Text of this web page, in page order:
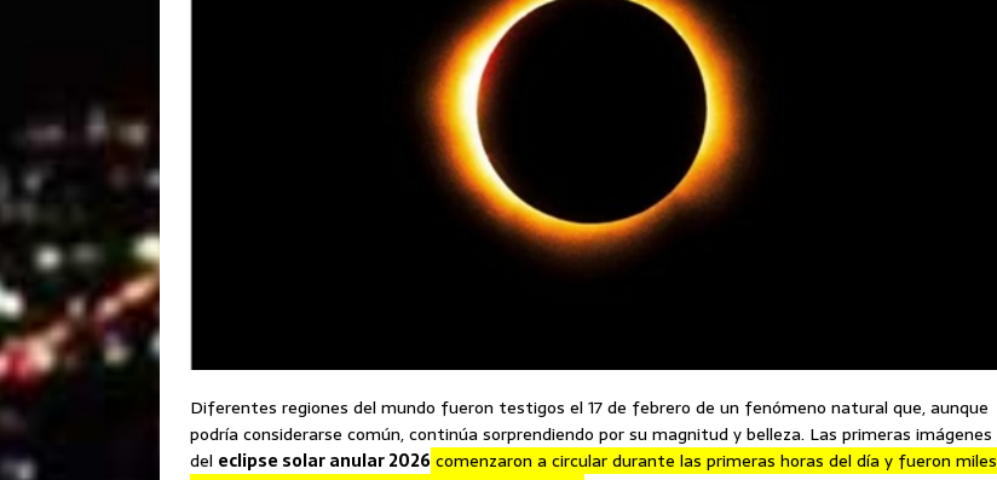
Diferentes regiones del mundo fueron testigos el 17 de febrero de un fenómeno natural que, aunque
podría considerarse común, continúa sorprendiendo por su magnitud y belleza. Las primeras imágenes
del eclipse solar anular 2026 comenzaron a circular durante las primeras horas del día y fueron miles